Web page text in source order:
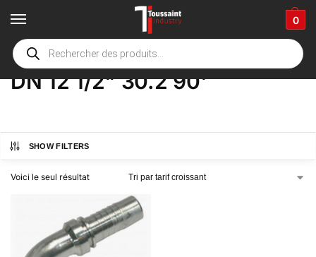
0
Accueil boutique / Product Options
DN 12 1/2" 30.2 90'
SHOW FILTERS
Voici le seul résultat